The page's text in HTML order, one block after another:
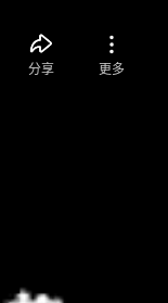
分享 更多